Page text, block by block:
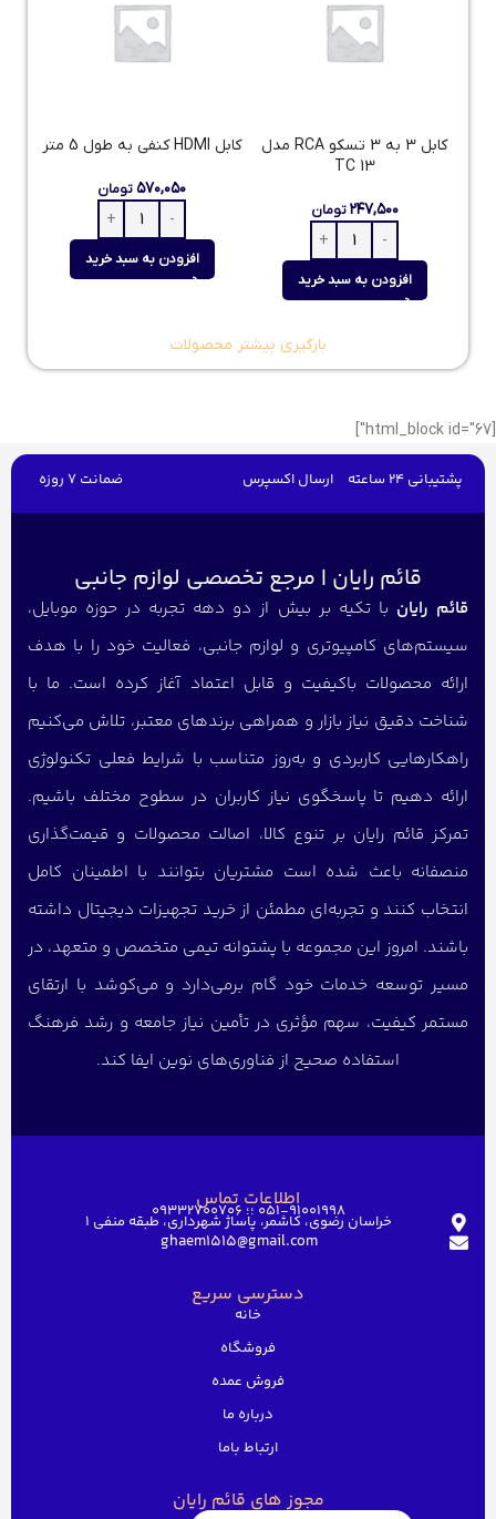
کابل 3 به 3 تسکو RCA مدل
TC 13
۲۴۷,۵۰۰ تومان
افزودن به سبد خرید
کابل HDMI کنفی به طول 5 متر
۵۷۰,۰۵۰تومان
افزودن به سبد خرید
بارگیری بیشتر محصولات
[html_block id="67"]
پشتیبانی 24 ساعته ارسال اکسپرس ضمانت 7 روزه
قائم رایان | مرجع تخصصی لوازم جانبی
قائم رایان با تکیه بر بیش از دو دهه تجربه در حوزه موبایل،
سیستم‌های کامپیوتری و لوازم جانبی، فعالیت خود را با هدف
ارائه محصولات باکیفیت و قابل اعتماد آغاز کرده است. ما با
شناخت دقیق نیاز بازار و همراهی برندهای معتبر، تلاش می‌کنیم
راهکارهایی کاربردی و به‌روز متناسب با شرایط فعلی تکنولوژی
ارائه دهیم تا پاسخگوی نیاز کاربران در سطوح مختلف باشیم.
تمرکز قائم رایان بر تنوع کالا، اصالت محصولات و قیمت‌گذاری
منصفانه باعث شده است مشتریان بتوانند با اطمینان کامل
انتخاب کنند و تجربه‌ای مطمئن از خرید تجهیزات دیجیتال داشته
باشند. امروز این مجموعه با پشتوانه تیمی متخصص و متعهد، در
مسیر توسعه خدمات خود گام برمی‌دارد و می‌کوشد با ارتقای
مستمر کیفیت، سهم مؤثری در تأمین نیاز جامعه و رشد فرهنگ
استفاده صحیح از فناوری‌های نوین ایفا کند.
اطلاعات تماس051-91001998 ؛؛ 09332700706
خراسان رضوی، کاشمر، پاساژ شهرداری، طبقه منفی ۱
ghaem1515@gmail.com
دسترسی سریع
خانه
فروشگاه
فروش عمده
درباره ما
ارتباط باما
مجوز های قائم رایان